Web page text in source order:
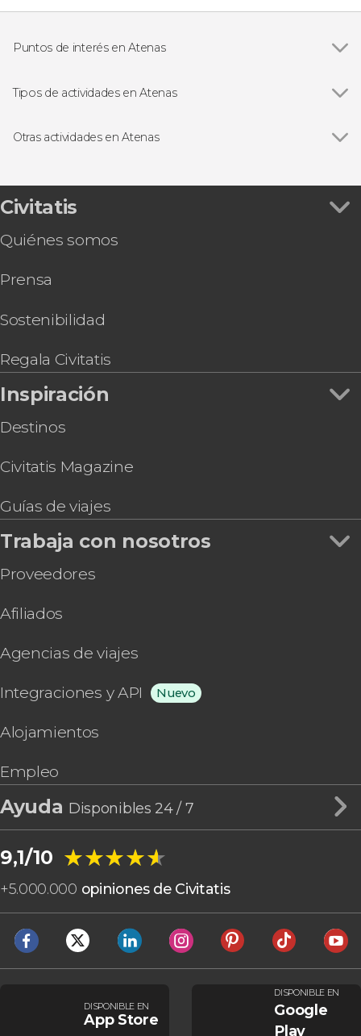
Puntos de interés en Atenas
Acrópolis de Atenas
Tipos de actividades en Atenas
Free tours en Atenas
Cruceros en Atenas
Gastronomía y enoturismo en Atenas
Circuitos de varios días desde Atenas
Otras actividades en Atenas
Excursión a Delfos
Tour por Atenas + Acrópolis y su Museo
Excursión de 2 días a Delfos y Meteora
Entrada al Museo de la Acrópolis
Athens Flex Pass
Civitatis
Quiénes somos
Prensa
Sostenibilidad
Regala Civitatis
Inspiración
Destinos
Civitatis Magazine
Guías de viajes
Trabaja con nosotros
Proveedores
Afiliados
Agencias de viajes
Integraciones y API Nuevo
Alojamientos
Empleo
Ayuda Disponibles 24 / 7
9,1/10 ★★★★★
★★★★★
+5.000.000 opiniones de Civitatis
DISPONIBLE EN
App Store
DISPONIBLE EN
Google
Play